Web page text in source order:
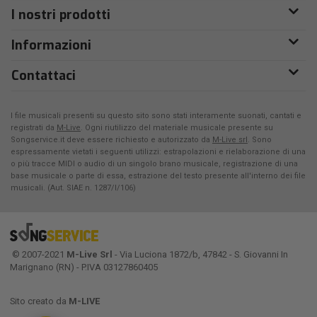
I nostri prodotti
Informazioni
Contattaci
I file musicali presenti su questo sito sono stati interamente suonati, cantati e
registrati da M-Live. Ogni riutilizzo del materiale musicale presente su
Songservice.it deve essere richiesto e autorizzato da M-Live srl . Sono
espressamente vietati i seguenti utilizzi: estrapolazioni e rielaborazione di una
o più tracce MIDI o audio di un singolo brano musicale, registrazione di una
base musicale o parte di essa, estrazione del testo presente all'interno dei file
musicali. (Aut. SIAE n. 1287/I/106)
© 2007-2021 M-Live Srl - Via Luciona 1872/b, 47842 - S. Giovanni In
Marignano (RN) - P.IVA 03127860405
Sito creato da M-LIVE